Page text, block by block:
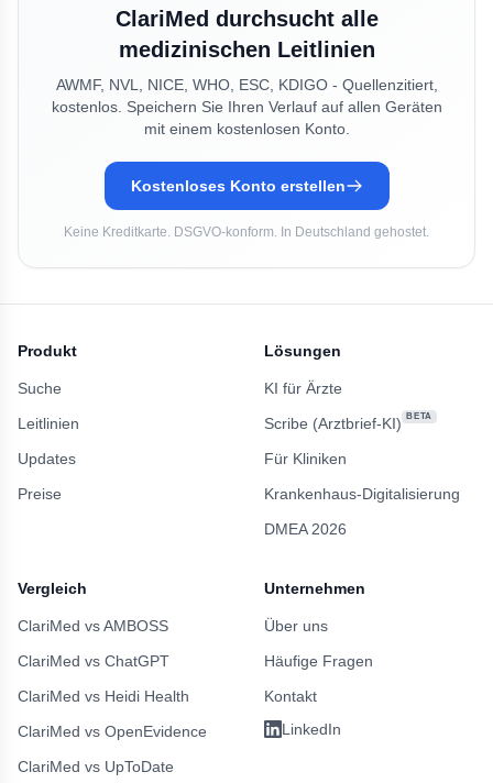
ClariMed durchsucht alle
medizinischen Leitlinien
AWMF, NVL, NICE, WHO, ESC, KDIGO - Quellenzitiert,
kostenlos. Speichern Sie Ihren Verlauf auf allen Geräten
mit einem kostenlosen Konto.
Kostenloses Konto erstellen
Keine Kreditkarte. DSGVO-konform. In Deutschland gehostet.
Produkt
Suche
Leitlinien
Updates
Preise
Lösungen
KI für Ärzte
Scribe (Arztbrief-KI)
BETA
Für Kliniken
Krankenhaus-Digitalisierung
DMEA 2026
Vergleich
ClariMed vs AMBOSS
ClariMed vs ChatGPT
ClariMed vs Heidi Health
ClariMed vs OpenEvidence
ClariMed vs UpToDate
Unternehmen
Über uns
Häufige Fragen
Kontakt
LinkedIn